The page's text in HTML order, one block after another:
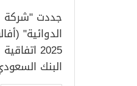
جددت "شركة
2025
البنك